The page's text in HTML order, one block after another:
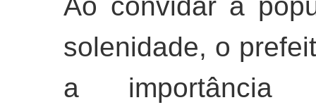
solenidade, o
a